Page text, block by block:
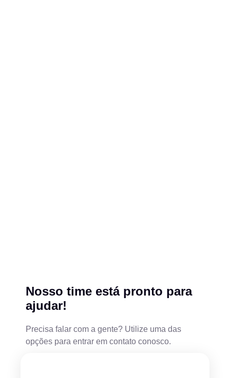
Nosso time está pronto para
ajudar!
Precisa falar com a gente? Utilize uma das
opções para entrar em contato conosco.